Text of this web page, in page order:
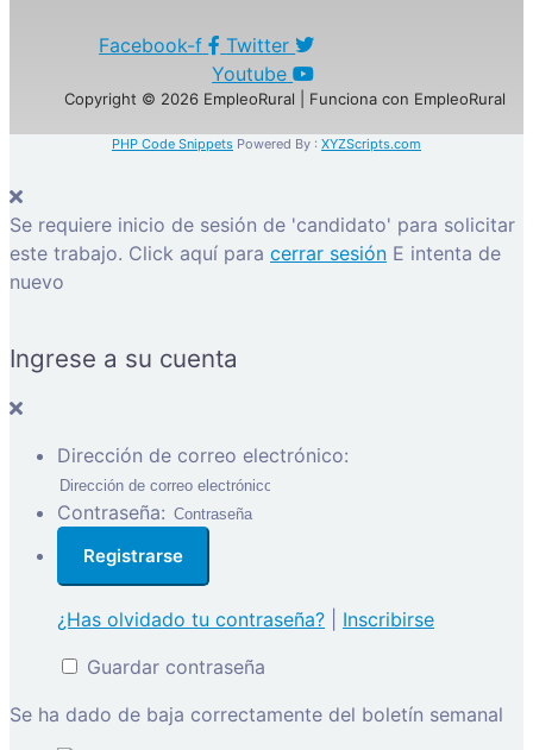
Facebook-f
Twitter
Youtube
Copyright © 2026 EmpleoRural | Funciona con EmpleoRural
PHP Code Snippets Powered By : XYZScripts.com
Se requiere inicio de sesión de 'candidato' para solicitar
este trabajo. Click aquí para cerrar sesión E intenta de
nuevo
Ingrese a su cuenta
Dirección de correo electrónico:
Contraseña:
¿Has olvidado tu contraseña?
Inscribirse
Guardar contraseña
Se ha dado de baja correctamente del boletín semanal